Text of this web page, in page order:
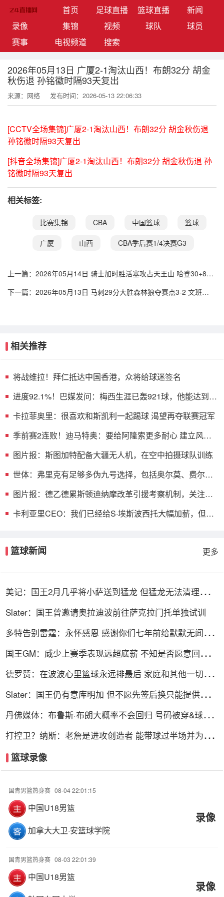
首页(current)足球直播 篮球直播
新闻
录像
集锦 视频 球队
球员
赛事
电视频道 搜索
2026年05月13日 广厦2-1淘汰山西！布朗32分 胡金
秋伤退 孙铭徽时隔93天复出
来源：网络 发布时间：2026-05-13 22:06:33
[CCTV全场集锦]广厦2-1淘汰山西！布朗32分 胡金秋伤退
孙铭徽时隔93天复出
[抖音全场集锦]广厦2-1淘汰山西！布朗32分 胡金秋伤退 孙
铭徽时隔93天复出
相关标签:
比赛集锦 CBA 中国篮球 篮球
广厦 山西 CBA季后赛1/4决赛G3
上一篇： 2026年05月14日 骑士加时胜活塞攻占天王山 哈登30+8+6
下一篇： 2026年05月13日 马刺29分大胜森林狼夺赛点3-2 文班
相关推荐
将战维拉！拜仁抵达中国香港，众将给球迷签名
进度92.1%！巴媒发问：梅西生涯已轰921球，他能达到千
卡拉菲奥里：很喜欢和斯凯利一起踢球 渴望再夺联赛冠军
季前赛2连败！迪马特奥：要给阿隆索更多耐心 建立风格
图片报：斯图加特配备大疆无人机，在空中拍摄球队训练
世体：弗里克有足够多伪九号选择，包括奥尔莫、费尔明
图片报：德乙德累斯顿迪纳摩改革引援考察机制，关注球
卡利亚里CEO：我们已经给S·埃斯波西托大幅加薪，但他
篮球新闻 更多
美记：国王2月几乎将小萨送到猛龙 但猛龙无法清理珀尔
Slater：国王曾邀请奥拉迪波前往萨克拉门托单独试训
多特告别雷霆：永怀感恩 感谢你们七年前给默默无闻的
国王GM：威少上赛季表现远超底薪 不知是否愿意回归扮
德罗赞：在波波心里篮球永远排最后 家庭和其他一切都
Slater：国王仍有意库明加 但不愿先签后换只能提供底薪
丹佛媒体：布鲁斯·布朗大概率不会回归 号码被穿&球队
打控卫？纳斯：老詹是进攻创造者 能带球过半场并为队
篮球录像
国青男篮热身赛 08-04 22:01:15
中国U18男篮
加拿大大卫·安篮球学院
录像
国青男篮热身赛 08-03 22:01:39
中国U18男篮
录像